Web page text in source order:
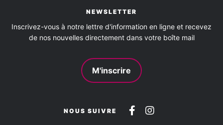
NEWSLETTER
Inscrivez-vous à notre lettre d'information en ligne et recevez
de nos nouvelles directement dans votre boîte mail
M'inscrire
NOUS SUIVRE
Suivez-Suivez-